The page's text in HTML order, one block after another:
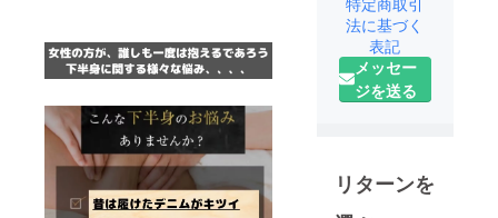
に、健康に
改善するた
めのサポー
トアイテム
トネス器
法に基づく
表記
メッセー
ジを送る
リターンを